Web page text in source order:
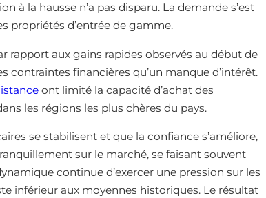
à la hausse n’a pas disparu. La demande s’est
propriétés d’entrée de gamme.
rapport aux gains rapides observés au début de
contraintes financières qu’un manque d’intérêt.
ont limité la capacité d’achat des
les régions les plus chères du pays.
se stabilisent et que la confiance s’améliore,
sur le marché, se faisant souvent
continue d’exercer une pression sur les
inférieur aux moyennes historiques. Le résultat